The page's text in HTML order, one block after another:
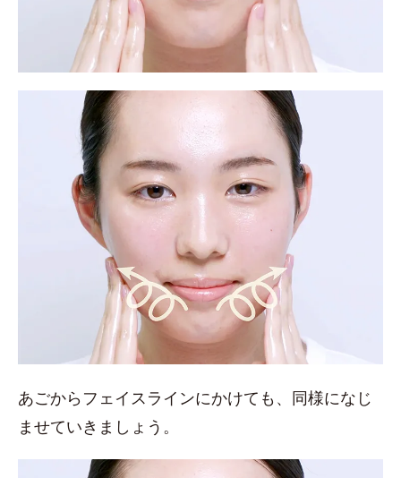
あごからフェイスラインにかけても、同様になじ
ませていきましょう。